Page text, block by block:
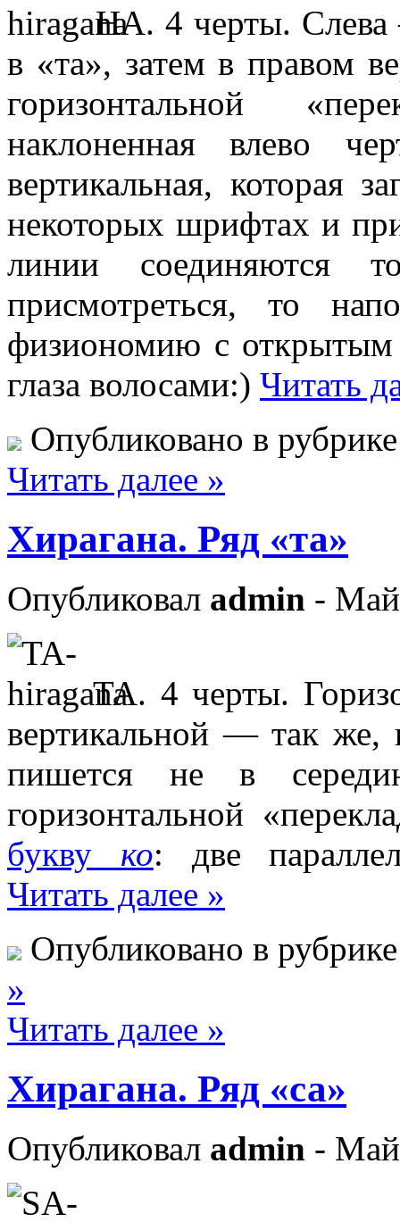
НА. 4 черты. Слева
в «та», затем в правом
горизонтальной
наклоненная влево
вертикальная, которая
некоторых шрифтах и
линии соединяются
присмотреться, то
физиономию с
глаза волосами:) Читать
Опубликовано в
Читать далее »
Хирагана. Ряд «та»
Опубликовал admin -
ТА. 4 черты.
вертикальной — так
пишется не в
горизонтальной
букву ко: две
Читать далее »
Опубликовано в
»
Читать далее »
Хирагана. Ряд «са»
Опубликовал admin -